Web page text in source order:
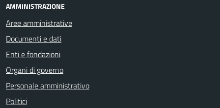
AMMINISTRAZIONE
Aree amministrative
Documenti e dati
Enti e fondazioni
Organi di governo
Personale amministrativo
Politici